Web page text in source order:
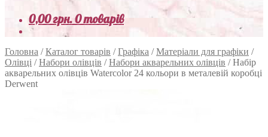
0,00грн.0 товарів
Головна /Каталог товарів /Графіка /Матеріали для графіки /
Олівці /Набори олівців /Набори акварельних олівців /Набір
акварельних олівців Watercolor 24 кольори в металевій коробці
Derwent